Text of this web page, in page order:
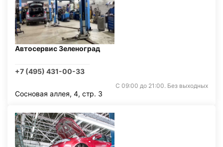
Автосервис Зеленоград
+7 (495) 431-00-33
С 09:00 до 21:00. Без выходных
Сосновая аллея, 4, стр. 3